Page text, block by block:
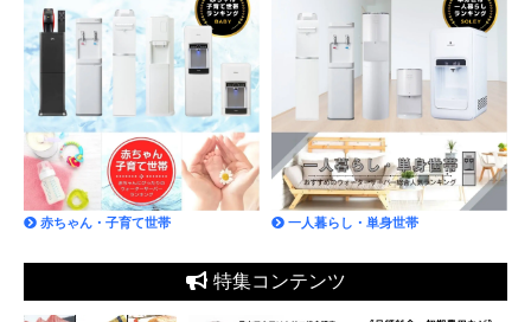
赤ちゃん・子育て世帯 一人暮らし・単身世帯
特集コンテンツ